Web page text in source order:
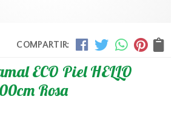
COMPARTIR:
ECO Piel HELLO
Rosa